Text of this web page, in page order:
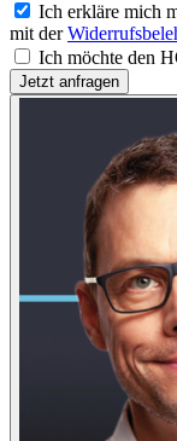
Ich erkläre mich
mit der
Ich möchte den